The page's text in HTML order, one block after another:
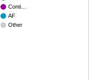
Conti…
AF
Other